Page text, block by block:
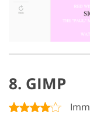
8. GIMP